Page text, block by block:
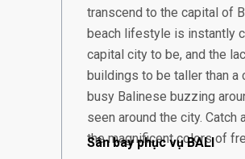
transcend to the capital of
beach lifestyle is instantly
capital city to be, and the
buildings to be taller than a
busy Balinese buzzing
seen around the city.
the magnificent colors of
Sân bay phục vụ BALI